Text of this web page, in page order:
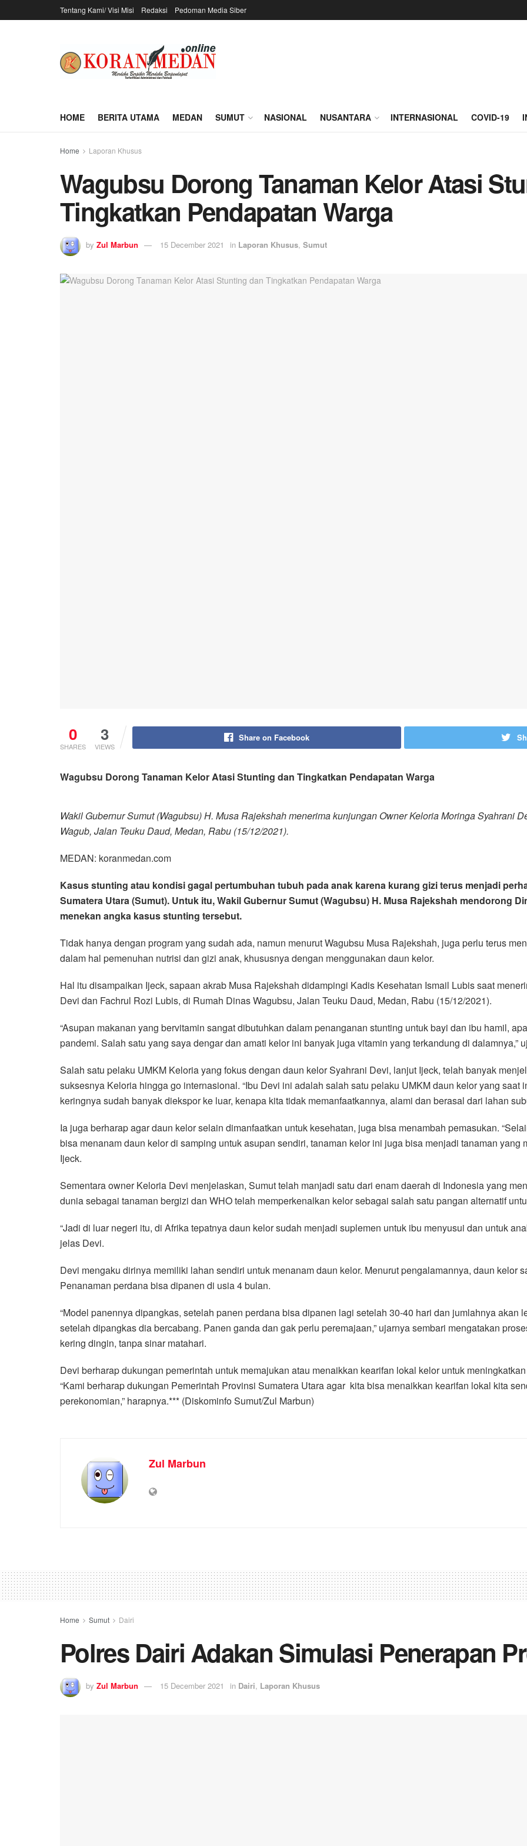
Tentang Kami/ Visi Misi Redaksi Pedoman Media Siber
HOME BERITA UTAMA MEDAN SUMUT NASIONAL NUSANTARA INTERNASIONAL COVID-19
Home Laporan Khusus
Wagubsu Dorong Tanaman Kelor Atasi
Tingkatkan Pendapatan Warga
by Zul Marbun 15 December 2021 in Laporan Khusus, Sumut
0
SHARES
3
VIEWS
Share on Facebook
Wagubsu Dorong Tanaman Kelor Atasi Stunting dan Tingkatkan Pendapatan Warga
Wakil Gubernur Sumut (Wagubsu) H. Musa Rajekshah menerima kunjungan Owner Keloria Moringa Syahrani
Wagub, Jalan Teuku Daud, Medan, Rabu (15/12/2021).
MEDAN: koranmedan.com
Kasus stunting atau kondisi gagal pertumbuhan tubuh pada anak karena kurang gizi terus menjadi
Sumatera Utara (Sumut). Untuk itu, Wakil Gubernur Sumut (Wagubsu) H. Musa Rajekshah mendorong
menekan angka kasus stunting tersebut.
Tidak hanya dengan program yang sudah ada, namun menurut Wagubsu Musa Rajekshah, juga perlu terus
dalam hal pemenuhan nutrisi dan gizi anak, khususnya dengan menggunakan daun kelor.
Hal itu disampaikan Ijeck, sapaan akrab Musa Rajekshah didampingi Kadis Kesehatan Ismail Lubis saat
Devi dan Fachrul Rozi Lubis, di Rumah Dinas Wagubsu, Jalan Teuku Daud, Medan, Rabu (15/12/2021).
“Asupan makanan yang bervitamin sangat dibutuhkan dalam penanganan stunting untuk bayi dan ibu hamil,
pandemi. Salah satu yang saya dengar dan amati kelor ini banyak juga vitamin yang terkandung di dalamnya,”
Salah satu pelaku UMKM Keloria yang fokus dengan daun kelor Syahrani Devi, lanjut Ijeck, telah banyak
suksesnya Keloria hingga go internasional. “Ibu Devi ini adalah salah satu pelaku UMKM daun kelor yang
keringnya sudah banyak diekspor ke luar, kenapa kita tidak memanfaatkannya, alami dan berasal dari lahan
Ia juga berharap agar daun kelor selain dimanfaatkan untuk kesehatan, juga bisa menambah pemasukan.
bisa menanam daun kelor di samping untuk asupan sendiri, tanaman kelor ini juga bisa menjadi tanaman yang
Ijeck.
Sementara owner Keloria Devi menjelaskan, Sumut telah manjadi satu dari enam daerah di Indonesia yang
dunia sebagai tanaman bergizi dan WHO telah memperkenalkan kelor sebagai salah satu pangan alternatif
“Jadi di luar negeri itu, di Afrika tepatnya daun kelor sudah menjadi suplemen untuk ibu menyusui dan untuk
jelas Devi.
Devi mengaku dirinya memiliki lahan sendiri untuk menanam daun kelor. Menurut pengalamannya, daun kelor
Penanaman perdana bisa dipanen di usia 4 bulan.
“Model panennya dipangkas, setelah panen perdana bisa dipanen lagi setelah 30-40 hari dan jumlahnya akan
setelah dipangkas dia bercabang. Panen ganda dan gak perlu peremajaan,” ujarnya sembari mengatakan
kering dingin, tanpa sinar matahari.
Devi berharap dukungan pemerintah untuk memajukan atau menaikkan kearifan lokal kelor untuk
“Kami berharap dukungan Pemerintah Provinsi Sumatera Utara agar kita bisa menaikkan kearifan lokal kita
perekonomian,” harapnya.*** (Diskominfo Sumut/Zul Marbun)
Zul Marbun
Home Sumut Dairi
Polres Dairi Adakan Simulasi Penerapan
by Zul Marbun 15 December 2021 in Dairi, Laporan Khusus